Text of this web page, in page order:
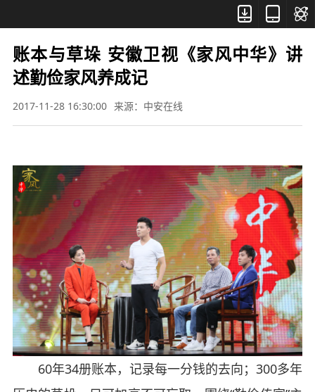



账本与草垛 安徽卫视《家风中华》讲
述勤俭家风养成记
2017-11-28 16:30:00 来源：中安在线
60年34册账本，记录每一分钱的去向；300多年